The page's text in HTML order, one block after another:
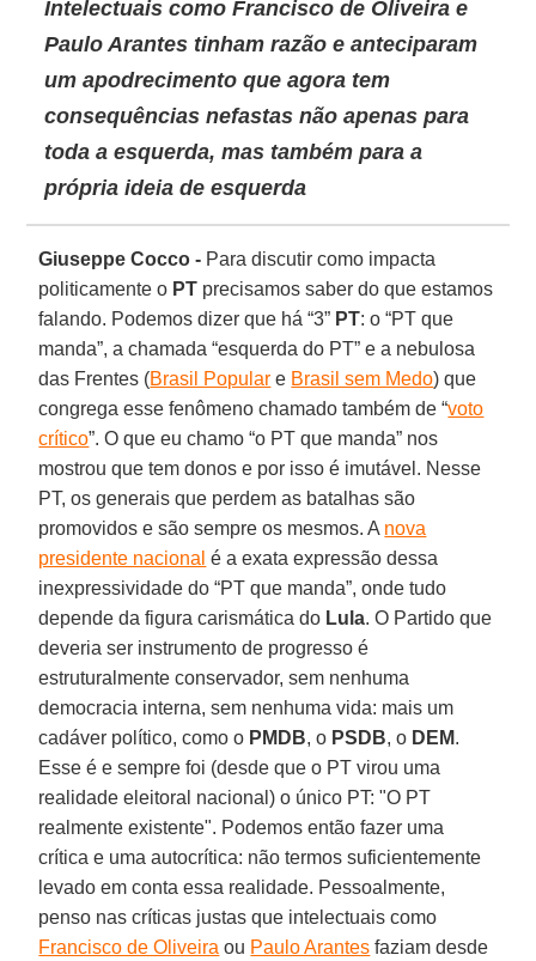
Intelectuais como Francisco de Oliveira e
Paulo Arantes tinham razão e anteciparam
um apodrecimento que agora tem
consequências nefastas não apenas para
toda a esquerda, mas também para a
própria ideia de esquerda
Giuseppe Cocco - Para discutir como impacta
politicamente o PT precisamos saber do que estamos
falando. Podemos dizer que há “3” PT: o “PT que
manda”, a chamada “esquerda do PT” e a nebulosa
das Frentes (Brasil Popular e Brasil sem Medo) que
congrega esse fenômeno chamado também de “voto
crítico”. O que eu chamo “o PT que manda” nos
mostrou que tem donos e por isso é imutável. Nesse
PT, os generais que perdem as batalhas são
promovidos e são sempre os mesmos. A nova
presidente nacional é a exata expressão dessa
inexpressividade do “PT que manda”, onde tudo
depende da figura carismática do Lula. O Partido que
deveria ser instrumento de progresso é
estruturalmente conservador, sem nenhuma
democracia interna, sem nenhuma vida: mais um
cadáver político, como o PMDB, o PSDB, o DEM.
Esse é e sempre foi (desde que o PT virou uma
realidade eleitoral nacional) o único PT: "O PT
realmente existente". Podemos então fazer uma
crítica e uma autocrítica: não termos suficientemente
levado em conta essa realidade. Pessoalmente,
penso nas críticas justas que intelectuais como
Francisco de Oliveira ou Paulo Arantes faziam desde